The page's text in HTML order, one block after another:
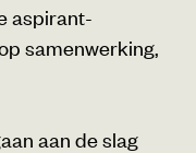
aspirant-
samenwerking,
aan de slag